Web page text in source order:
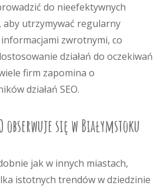
do nieefektywnych
aby utrzymywać regularny
zwrotnymi, co
działań do oczekiwań
firm zapomina o
działań SEO.
obserwuje się w Białymstoku
jak w innych miastach,
istotnych trendów w dziedzinie